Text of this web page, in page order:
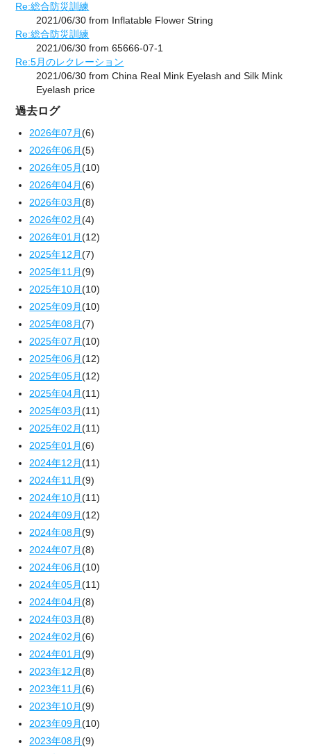
Re:総合防災訓練
2021/06/30 from Inflatable Flower String
Re:総合防災訓練
2021/06/30 from 65666-07-1
Re:5月のレクレーション
2021/06/30 from China Real Mink Eyelash and Silk Mink
Eyelash price
過去ログ
2026年07月(6)
2026年06月(5)
2026年05月(10)
2026年04月(6)
2026年03月(8)
2026年02月(4)
2026年01月(12)
2025年12月(7)
2025年11月(9)
2025年10月(10)
2025年09月(10)
2025年08月(7)
2025年07月(10)
2025年06月(12)
2025年05月(12)
2025年04月(11)
2025年03月(11)
2025年02月(11)
2025年01月(6)
2024年12月(11)
2024年11月(9)
2024年10月(11)
2024年09月(12)
2024年08月(9)
2024年07月(8)
2024年06月(10)
2024年05月(11)
2024年04月(8)
2024年03月(8)
2024年02月(6)
2024年01月(9)
2023年12月(8)
2023年11月(6)
2023年10月(9)
2023年09月(10)
2023年08月(9)